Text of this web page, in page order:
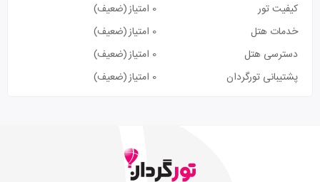
کیفیت تور 0 امتیاز
(ضعیف)
خدمات هتل
0 امتیاز
(ضعیف)
دسترسی هتل
0 امتیاز
(ضعیف)
پشتیبانی تورگردان
0 امتیاز (ضعیف)